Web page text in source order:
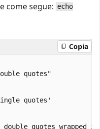
come segue: echo
Copia
quotes"
quotes'